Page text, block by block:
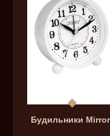
Будильники